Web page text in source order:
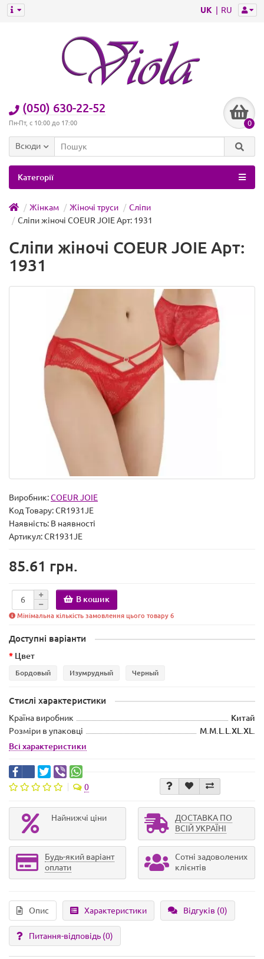
UK RU
(050) 630-22-52
Пн-Пт, с 10:00 до 17:00 0
Всюди
Категорії
Жінкам Жіночі труси
Сліпи
Сліпи жіночі COEUR JOIE Арт: 1931
Сліпи жіночі COEUR JOIE Арт:
1931
Виробник:COEUR JOIE
Код Товару:CR1931JE
Наявність: В наявності
Артикул: CR1931JE
85.61 грн.
В кошик
Мінімальна кількість замовлення цього товару 6
Доступні варіанти
Цвет
Бордовый Изумрудный Черный
Стислі характеристики
Країна виробник
Китай
Розміри в упаковці
M.M.L.L.XL.XL.
Всі характеристики
0
Найнижчі ціни
ДОСТАВКА ПО
ВСІЙ УКРАЇНІ
Будь-який варіант
оплати
Сотні задоволених
клієнтів
Опис Характеристики Відгуків (0)
Питання-відповідь (0)